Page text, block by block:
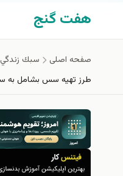
رفتن به محتوای اصلی
هفت گنج
صفحه اصلی سبك زندگي
طرز تهیه سس بشامل به